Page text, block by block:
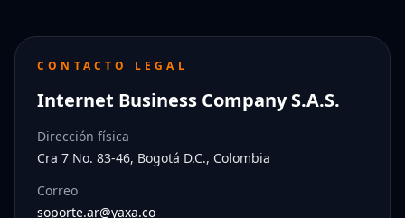
CONTACTO LEGAL
Internet Business Company S.A.S.
Dirección física
Cra 7 No. 83-46, Bogotá D.C., Colombia
Correo
soporte.ar@yaxa.co